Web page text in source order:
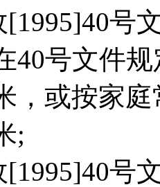
号文
40号文件
，或按家
;
号文